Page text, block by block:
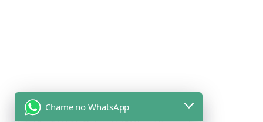
Chame no WhatsApp